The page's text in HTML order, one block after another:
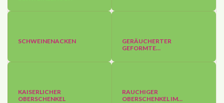
SCHWEINENACKEN
GERÄUCHERTER
GEFORMTE…
KAISERLICHER
OBERSCHENKEL
RAUCHIGER
OBERSCHENKEL IM…